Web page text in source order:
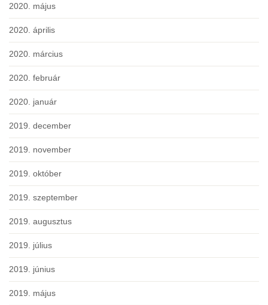
2020. május
2020. április
2020. március
2020. február
2020. január
2019. december
2019. november
2019. október
2019. szeptember
2019. augusztus
2019. július
2019. június
2019. május